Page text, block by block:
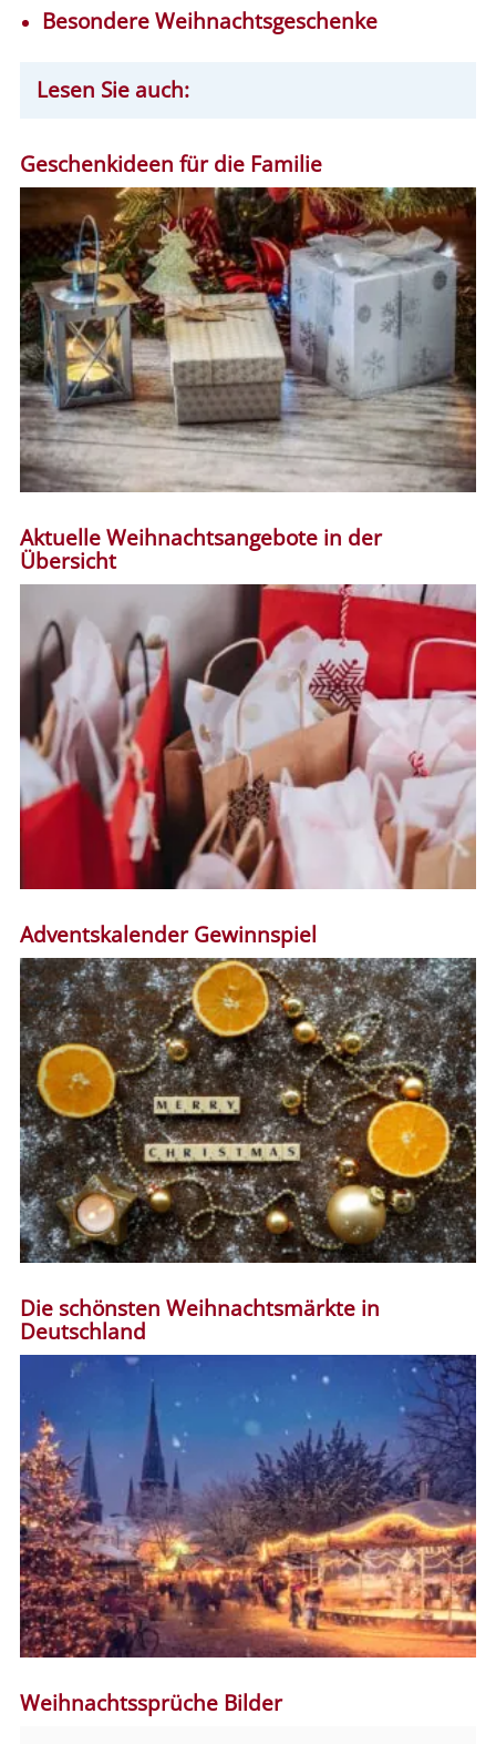
Besondere Weihnachtsgeschenke
Lesen Sie auch:
Geschenkideen für die Familie
Aktuelle Weihnachtsangebote in der
Übersicht
Adventskalender Gewinnspiel
Die schönsten Weihnachtsmärkte in
Deutschland
Weihnachtssprüche Bilder